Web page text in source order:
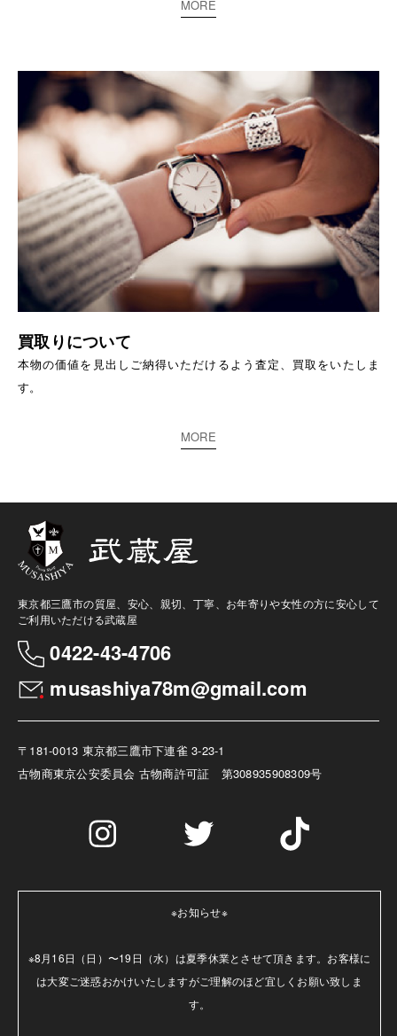
MORE
買取りについて
本物の価値を見出しご納得いただけるよう査定、買取をいたしま
す。
MORE
東京都三鷹市の質屋、安心、親切、丁寧、お年寄りや女性の方に安心して
ご利用いただける武蔵屋
0422-43-4706
musashiya78m@gmail.com
〒181-0013 東京都三鷹市下連雀 3-23-1
古物商東京公安委員会 古物商許可証 第308935908309号
※お知らせ※
※8月16日（日）〜19日（水）は夏季休業とさせて頂きます。お客様に
は大変ご迷惑おかけいたしますがご理解のほど宜しくお願い致しま
す。